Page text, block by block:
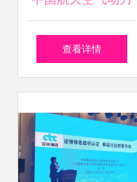
技术研究院胡晓峰
话航天科技新篇章
查看详情